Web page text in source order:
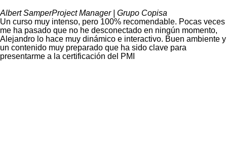
Albert SamperProject Manager | Grupo Copisa
Un curso muy intenso, pero 100% recomendable. Pocas veces
me ha pasado que no he desconectado en ningún momento,
Alejandro lo hace muy dinámico e interactivo. Buen ambiente y
un contenido muy preparado que ha sido clave para
presentarme a la certificación del PMI